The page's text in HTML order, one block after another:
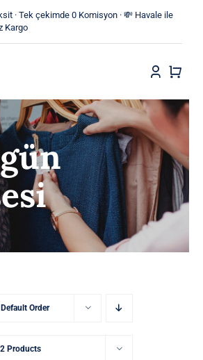
· Tek çekimde 0 Komisyon · 💸 Havale ile
Kargo
Default Order
Products